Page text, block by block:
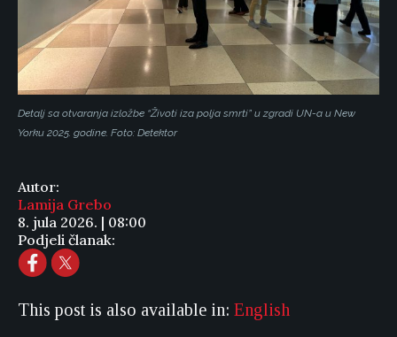
Detalj sa otvaranja izložbe “Životi iza polja smrti” u zgradi UN-a u New
Yorku 2025. godine. Foto: Detektor
Autor:
Lamija Grebo
8. jula 2026. | 08:00
Podjeli članak:
This post is also available in: English